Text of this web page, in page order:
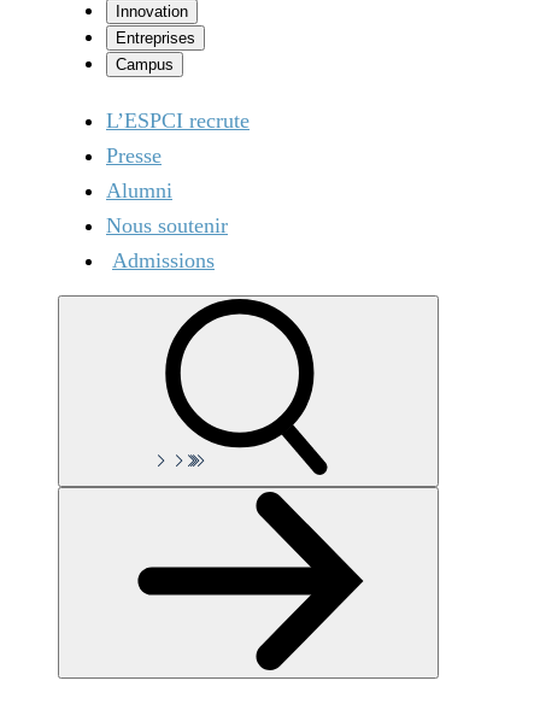
Innovation
Entreprises
Campus
L’ESPCI recrute
Presse
Alumni
Nous soutenir
Admissions